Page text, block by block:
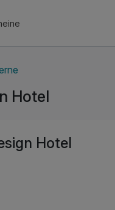
Hotel
Hotel